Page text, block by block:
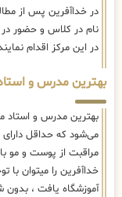
در خداآفرین پس از
نام در کلاس و حضور
در این مرکز اقدام
بهترین مدرس و
بهترین مدرس و استاد
مراقبت از پوست و مو
خداآفرین را میتوان
آموزشگاه یافت ،